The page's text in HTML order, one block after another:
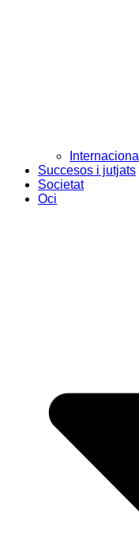
Internacional
Succesos i jutjats
Societat
Oci